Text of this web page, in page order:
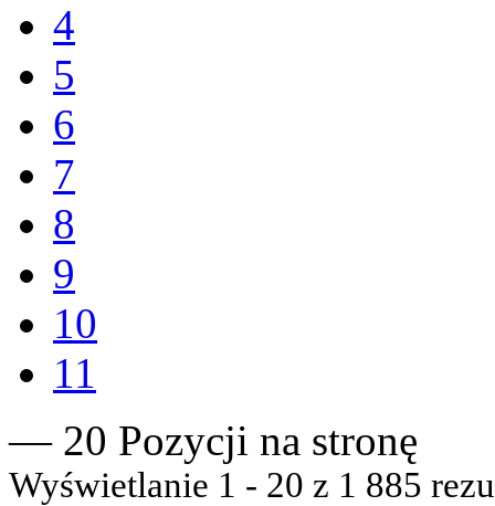
4
5
6
7
8
9
10
11
— 20 Pozycji na stronę
Wyświetlanie 1 - 20 z 1 885